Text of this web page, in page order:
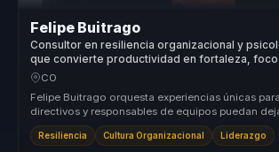
Felipe Buitrago
Consultor en resiliencia organizacional y
que convierte productividad en fortaleza,
para líderes y equipos.
CO
Felipe Buitrago orquesta experiencias únicas
directivos y responsables de equipos puedan
desalineación y...
Resiliencia Cultura Organizacional Liderazgo